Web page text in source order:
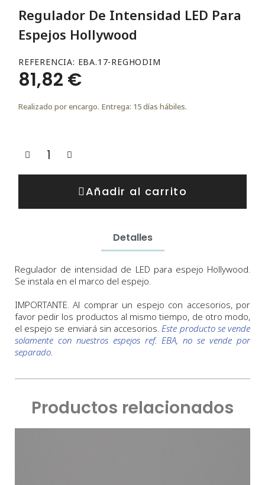
Regulador De Intensidad LED Para
Espejos Hollywood
REFERENCIA EBA.17-REGHODIM
81,82 €
Realizado por encargo. Entrega: 15 días hábiles.
Añadir al carrito
Detalles
Regulador de intensidad de LED para espejo Hollywood.
Se instala en el marco del espejo.
IMPORTANTE. Al comprar un espejo con accesorios, por
favor pedir los productos al mismo tiempo, de otro modo,
el espejo se enviará sin accesorios. Este producto se vende
solamente con nuestros espejos ref. EBA, no se vende por
separado.
Productos relacionados